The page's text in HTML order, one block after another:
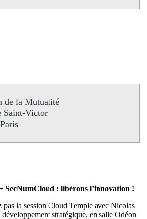
de la Mutualité
Saint-Victor
SecNumCloud : libérons l’innovation !
pas la session Cloud Temple avec Nicolas
stratégique, en salle Odéon